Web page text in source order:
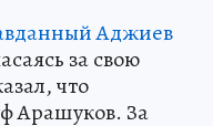
Аджиев
за свою
что
Арашуков. За